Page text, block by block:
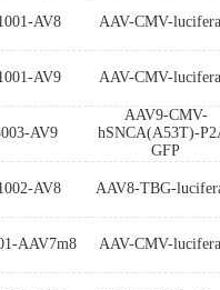
AV8 AAV-CMV-
AV9 AAV-CMV-
AV9
AAV9-CMV-
hSNCA(A53T)-
GFP
AV8 AAV8-TBG-
AAV7m8 AAV-CMV-